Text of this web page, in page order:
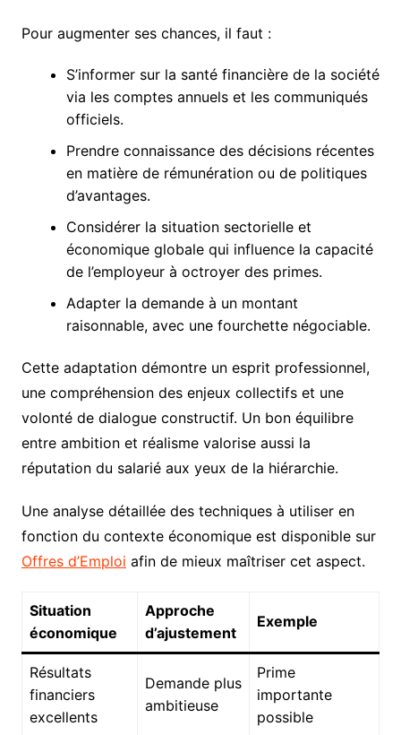
Pour augmenter ses chances, il faut :
S’informer sur la santé financière de la société
via les comptes annuels et les communiqués
officiels.
Prendre connaissance des décisions récentes
en matière de rémunération ou de politiques
d’avantages.
Considérer la situation sectorielle et
économique globale qui influence la capacité
de l’employeur à octroyer des primes.
Adapter la demande à un montant
raisonnable, avec une fourchette négociable.
Cette adaptation démontre un esprit professionnel,
une compréhension des enjeux collectifs et une
volonté de dialogue constructif. Un bon équilibre
entre ambition et réalisme valorise aussi la
réputation du salarié aux yeux de la hiérarchie.
Une analyse détaillée des techniques à utiliser en
fonction du contexte économique est disponible sur
Offres d’Emploi afin de mieux maîtriser cet aspect.
Situation
économique
Approche
d’ajustement
Exemple
Résultats
financiers
excellents
Demande plus
ambitieuse
Prime
importante
possible